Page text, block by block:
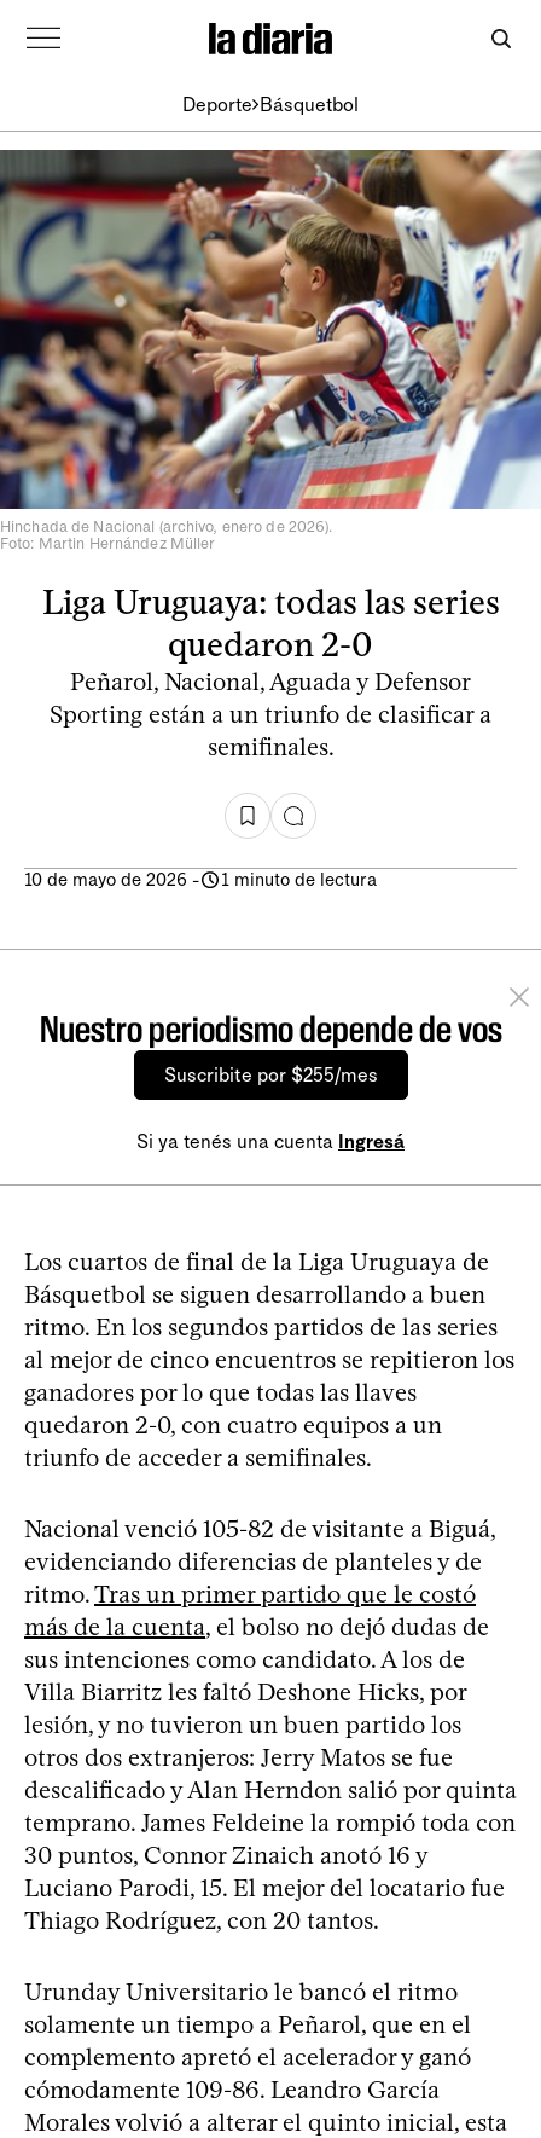
Deporte Básquetbol
Hinchada de Nacional (archivo, enero de 2026).
Foto: Martin Hernández Müller
Liga Uruguaya: todas las series
quedaron 2-0
Peñarol, Nacional, Aguada y Defensor
Sporting están a un triunfo de clasificar a
semifinales.
10 de mayo de 2026 - 1 minuto de lectura
Nuestro periodismo depende de vos
Suscribite por $255/mes
Si ya tenés una cuenta Ingresá
Los cuartos de final de la Liga Uruguaya de
Básquetbol se siguen desarrollando a buen
ritmo. En los segundos partidos de las series
al mejor de cinco encuentros se repitieron los
ganadores por lo que todas las llaves
quedaron 2-0, con cuatro equipos a un
triunfo de acceder a semifinales.
Nacional venció 105-82 de visitante a Biguá,
evidenciando diferencias de planteles y de
ritmo.Tras un primer partido que le costó
más de la cuenta, el bolso no dejó dudas de
sus intenciones como candidato. A los de
Villa Biarritz les faltó Deshone Hicks, por
lesión, y no tuvieron un buen partido los
otros dos extranjeros: Jerry Matos se fue
descalificado y Alan Herndon salió por quinta
temprano. James Feldeine la rompió toda con
30 puntos, Connor Zinaich anotó 16 y
Luciano Parodi, 15. El mejor del locatario fue
Thiago Rodríguez, con 20 tantos.
Urunday Universitario le bancó el ritmo
solamente un tiempo a Peñarol, que en el
complemento apretó el acelerador y ganó
cómodamente 109-86. Leandro García
Morales volvió a alterar el quinto inicial, esta